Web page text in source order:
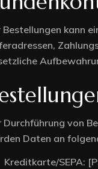
Bestellungen kann
Durchführung von
Daten an
Kreditkarte/SEPA: